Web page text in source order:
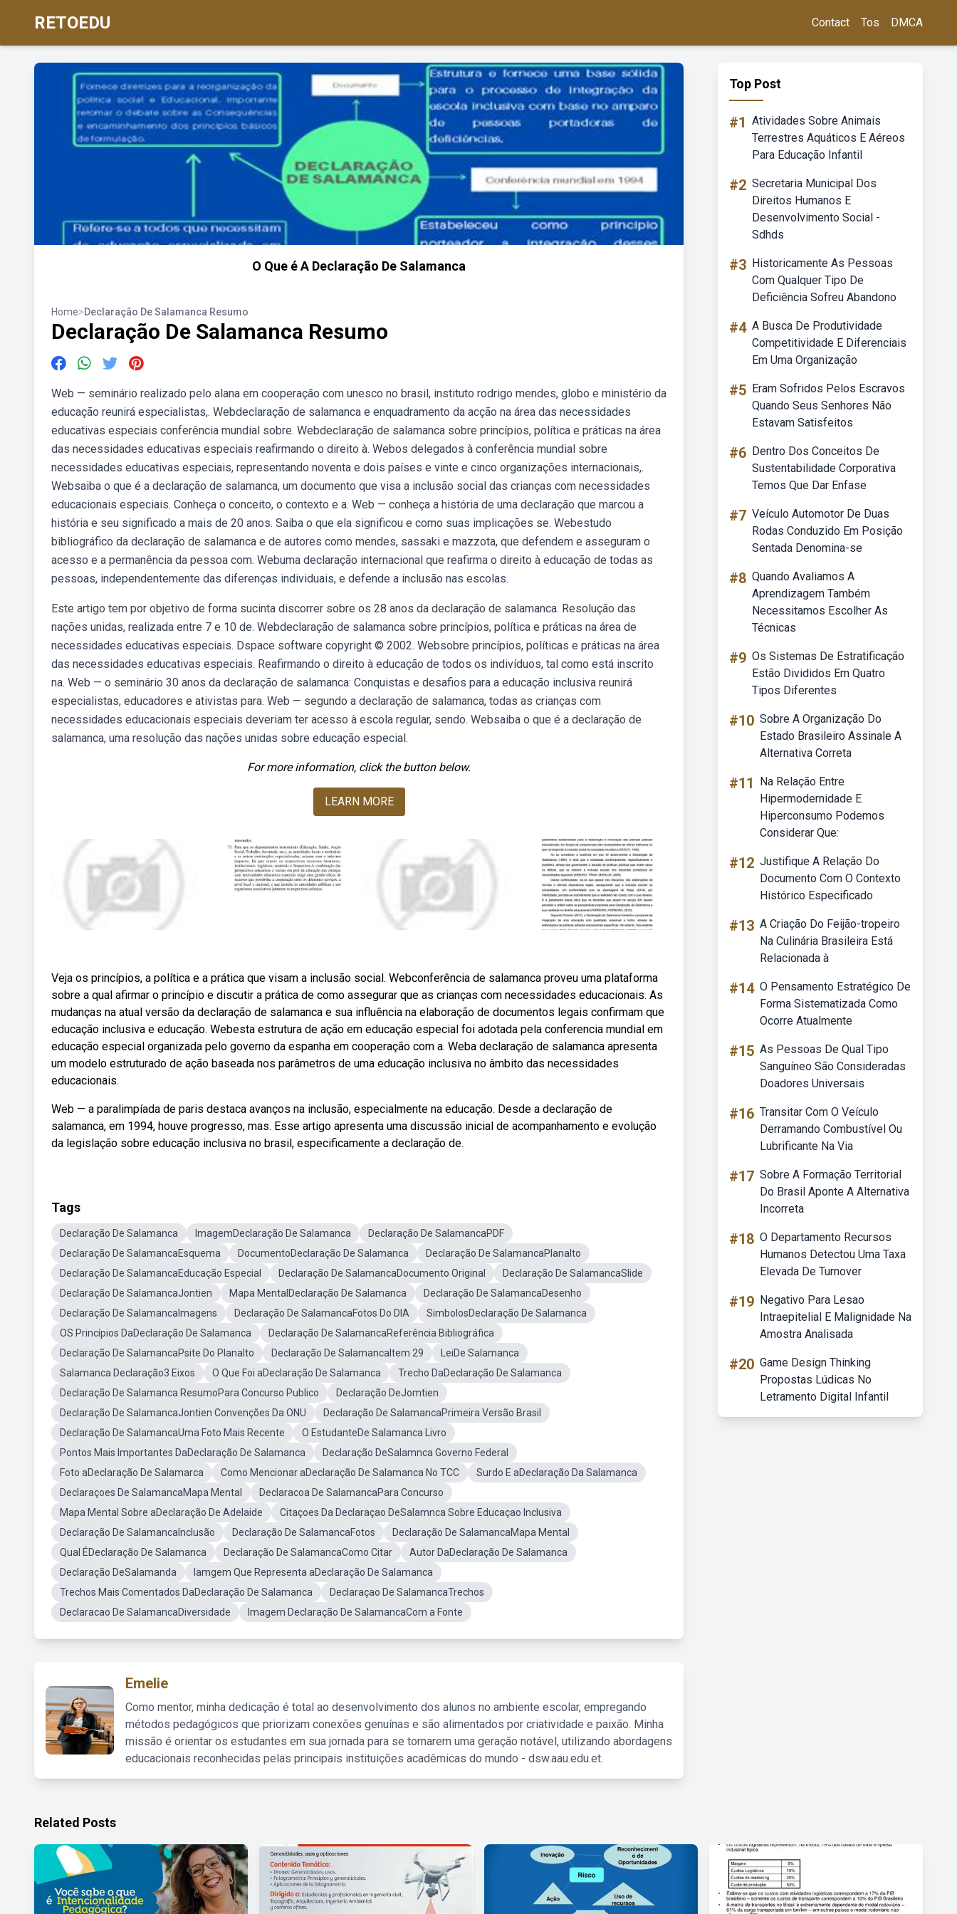
RETOEDU Contact Tos DMCA
O Que é A Declaração De Salamanca
Home>Declaração De Salamanca Resumo
Declaração De Salamanca Resumo
Web — seminário realizado pelo alana em cooperação com unesco no brasil, instituto rodrigo mendes, globo e ministério da
educação reunirá especialistas,. Webdeclaração de salamanca e enquadramento da acção na área das necessidades
educativas especiais conferência mundial sobre. Webdeclaração de salamanca sobre princípios, política e práticas na área
das necessidades educativas especiais reafirmando o direito à. Webos delegados à conferência mundial sobre
necessidades educativas especiais, representando noventa e dois países e vinte e cinco organizações internacionais,.
Websaiba o que é a declaração de salamanca, um documento que visa a inclusão social das crianças com necessidades
educacionais especiais. Conheça o conceito, o contexto e a. Web — conheça a história de uma declaração que marcou a
história e seu significado a mais de 20 anos. Saiba o que ela significou e como suas implicações se. Webestudo
bibliográfico da declaração de salamanca e de autores como mendes, sassaki e mazzota, que defendem e asseguram o
acesso e a permanência da pessoa com. Webuma declaração internacional que reafirma o direito à educação de todas as
pessoas, independentemente das diferenças individuais, e defende a inclusão nas escolas.
Este artigo tem por objetivo de forma sucinta discorrer sobre os 28 anos da declaração de salamanca. Resolução das
nações unidas, realizada entre 7 e 10 de. Webdeclaração de salamanca sobre princípios, política e práticas na área de
necessidades educativas especiais. Dspace software copyright © 2002. Websobre princípios, políticas e práticas na área
das necessidades educativas especiais. Reafirmando o direito à educação de todos os indivíduos, tal como está inscrito
na. Web — o seminário 30 anos da declaração de salamanca: Conquistas e desafios para a educação inclusiva reunirá
especialistas, educadores e ativistas para. Web — segundo a declaração de salamanca, todas as crianças com
necessidades educacionais especiais deveriam ter acesso à escola regular, sendo. Websaiba o que é a declaração de
salamanca, uma resolução das nações unidas sobre educação especial.
For more information, click the button below.
LEARN MORE
Veja os princípios, a política e a prática que visam a inclusão social. Webconferência de salamanca proveu uma plataforma
sobre a qual afirmar o princípio e discutir a prática de como assegurar que as crianças com necessidades educacionais. As
mudanças na atual versão da declaração de salamanca e sua influência na elaboração de documentos legais confirmam que
educação inclusiva e educação. Webesta estrutura de ação em educação especial foi adotada pela conferencia mundial em
educação especial organizada pelo governo da espanha em cooperação com a. Weba declaração de salamanca apresenta
um modelo estruturado de ação baseada nos parâmetros de uma educação inclusiva no âmbito das necessidades
educacionais.
Web — a paralimpíada de paris destaca avanços na inclusão, especialmente na educação. Desde a declaração de
salamanca, em 1994, houve progresso, mas. Esse artigo apresenta uma discussão inicial de acompanhamento e evolução
da legislação sobre educação inclusiva no brasil, especificamente a declaração de.
Tags
Declaração De Salamanca ImagemDeclaração De Salamanca
Declaração De SalamancaPDF
Declaração De SalamancaEsquema
DocumentoDeclaração De Salamanca
Declaração De SalamancaPlanalto
Declaração De SalamancaEducação Especial
Declaração De SalamancaDocumento Original
Declaração De SalamancaSlide
Declaração De SalamancaJontien
Mapa MentalDeclaração De Salamanca
Declaração De SalamancaDesenho
Declaração De SalamancaImagens
Declaração De SalamancaFotos Do DIA
SimbolosDeclaração De Salamanca
OS Princípios DaDeclaração De Salamanca
Declaração De SalamancaReferência Bibliográfica
Declaração De SalamancaPsite Do Planalto
Declaração De SalamancaItem 29
LeiDe Salamanca
Salamanca Declaração3 Eixos
O Que Foi aDeclaração De Salamanca
Trecho DaDeclaração De Salamanca
Declaração De Salamanca ResumoPara Concurso Publico
Declaração DeJomtien
Declaração De SalamancaJontien Convenções Da ONU
Declaração De SalamancaPrimeira Versão Brasil
Declaração De SalamancaUma Foto Mais Recente
O EstudanteDe Salamanca Livro
Pontos Mais Importantes DaDeclaração De Salamanca
Declaração DeSalamnca Governo Federal
Foto aDeclaração De Salamarca
Como Mencionar aDeclaração De Salamanca No TCC
Surdo E aDeclaração Da Salamanca
Declaraçoes De SalamancaMapa Mental
Declaracoa De SalamancaPara Concurso
Mapa Mental Sobre aDeclaração De Adelaide
Citaçoes Da Declaraçao DeSalamnca Sobre Educaçao Inclusiva
Declaração De SalamancaInclusão
Declaração De SalamancaFotos
Declaração De SalamancaMapa Mental
Qual ÉDeclaração De Salamanca
Declaração De SalamancaComo Citar
Autor DaDeclaração De Salamanca
Declaração DeSalamanda
Iamgem Que Representa aDeclaração De Salamanca
Trechos Mais Comentados DaDeclaração De Salamanca
Declaraçao De SalamancaTrechos
Declaracao De SalamancaDiversidade
Imagem Declaração De SalamancaCom a Fonte
Emelie
Como mentor, minha dedicação é total ao desenvolvimento dos alunos no ambiente escolar, empregando
métodos pedagógicos que priorizam conexões genuínas e são alimentados por criatividade e paixão. Minha
missão é orientar os estudantes em sua jornada para se tornarem uma geração notável, utilizando abordagens
educacionais reconhecidas pelas principais instituições acadêmicas do mundo - dsw.aau.edu.et.
Top Post
#1 Atividades Sobre Animais
Terrestres Aquáticos E Aéreos
Para Educação Infantil
#2 Secretaria Municipal Dos
Direitos Humanos E
Desenvolvimento Social -
Sdhds
#3 Historicamente As Pessoas
Com Qualquer Tipo De
Deficiência Sofreu Abandono
#4 A Busca De Produtividade
Competitividade E Diferenciais
Em Uma Organização
#5 Eram Sofridos Pelos Escravos
Quando Seus Senhores Não
Estavam Satisfeitos
#6 Dentro Dos Conceitos De
Sustentabilidade Corporativa
Temos Que Dar Enfase
#7 Veículo Automotor De Duas
Rodas Conduzido Em Posição
Sentada Denomina-se
#8 Quando Avaliamos A
Aprendizagem Também
Necessitamos Escolher As
Técnicas
#9 Os Sistemas De Estratificação
Estão Divididos Em Quatro
Tipos Diferentes
#10 Sobre A Organização Do
Estado Brasileiro Assinale A
Alternativa Correta
#11
Na Relação Entre
Hipermodernidade E
Hiperconsumo Podemos
Considerar Que:
#12 Justifique A Relação Do
Documento Com O Contexto
Histórico Especificado
#13 A Criação Do Feijão-tropeiro
Na Culinária Brasileira Está
Relacionada à
#14 O Pensamento Estratégico De
Forma Sistematizada Como
Ocorre Atualmente
#15 As Pessoas De Qual Tipo
Sanguíneo São Consideradas
Doadores Universais
#16 Transitar Com O Veículo
Derramando Combustível Ou
Lubrificante Na Via
#17 Sobre A Formação Territorial
Do Brasil Aponte A Alternativa
Incorreta
#18 O Departamento Recursos
Humanos Detectou Uma Taxa
Elevada De Turnover
#19 Negativo Para Lesao
Intraepitelial E Malignidade Na
Amostra Analisada
#20 Game Design Thinking
Propostas Lúdicas No
Letramento Digital Infantil
Related Posts